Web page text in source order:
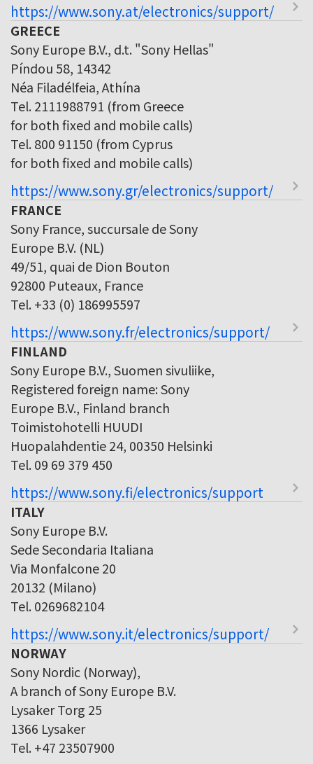
https://www.sony.at/electronics/support/
GREECE
Sony Europe B.V., d.t. "Sony Hellas"
Píndou 58, 14342
Néa Filadélfeia, Athína
Tel. 2111988791 (from Greece
for both fixed and mobile calls)
Tel. 800 91150 (from Cyprus
for both fixed and mobile calls)
https://www.sony.gr/electronics/support/
FRANCE
Sony France, succursale de Sony
Europe B.V. (NL)
49/51, quai de Dion Bouton
92800 Puteaux, France
Tel. +33 (0) 186995597
https://www.sony.fr/electronics/support/
FINLAND
Sony Europe B.V., Suomen sivuliike,
Registered foreign name: Sony
Europe B.V., Finland branch
Toimistohotelli HUUDI
Huopalahdentie 24, 00350 Helsinki
Tel. 09 69 379 450
https://www.sony.fi/electronics/support
ITALY
Sony Europe B.V.
Sede Secondaria Italiana
Via Monfalcone 20
20132 (Milano)
Tel. 0269682104
https://www.sony.it/electronics/support/
NORWAY
Sony Nordic (Norway),
A branch of Sony Europe B.V.
Lysaker Torg 25
1366 Lysaker
Tel. +47 23507900